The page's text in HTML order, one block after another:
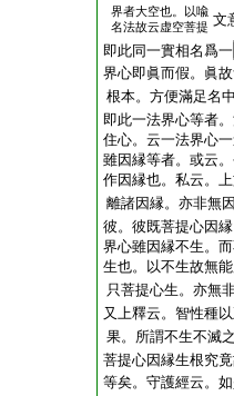
界者大空也。以喩
名法故云虚空菩提 文
即此同一實相名爲一
界心即眞而假。眞
根本。方便滿足名
即此一法界心等者
住心。云一法界心
雖因縁等者。或云
作因縁也。私云。
離諸因縁。亦非無
彼。彼既菩提心因
界心雖因縁不生。
生也。以不生故無
只菩提心生。亦無
又上釋云。智性種
果。所謂不生不滅
菩提心因縁生根究
等矣。守護經云。